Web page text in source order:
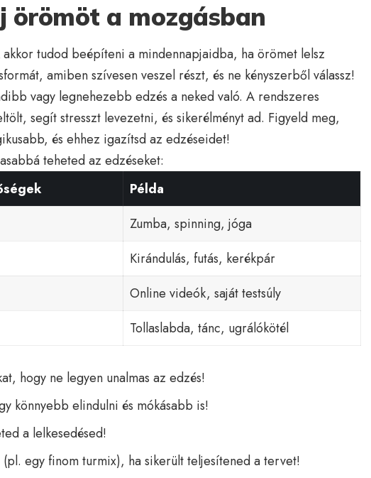
örömöt a mozgásban
akkor tudod beépíteni a mindennapjaidba, ha örömet lelsz
amiben szívesen veszel részt, és ne kényszerből válassz!
vagy legnehezebb edzés a neked való. A rendszeres
segít stresszt levezetni, és sikerélményt ad. Figyeld meg,
és ehhez igazítsd az edzéseidet!
teheted az edzéseket:
Példa
Zumba, spinning, jóga
Kirándulás, futás, kerékpár
Online videók, saját testsúly
Tollaslabda, tánc, ugrálókötél
hogy ne legyen unalmas az edzés!
könnyebb elindulni és mókásabb is!
a lelkesedésed!
(pl. egy finom turmix), ha sikerült teljesítened a tervet!